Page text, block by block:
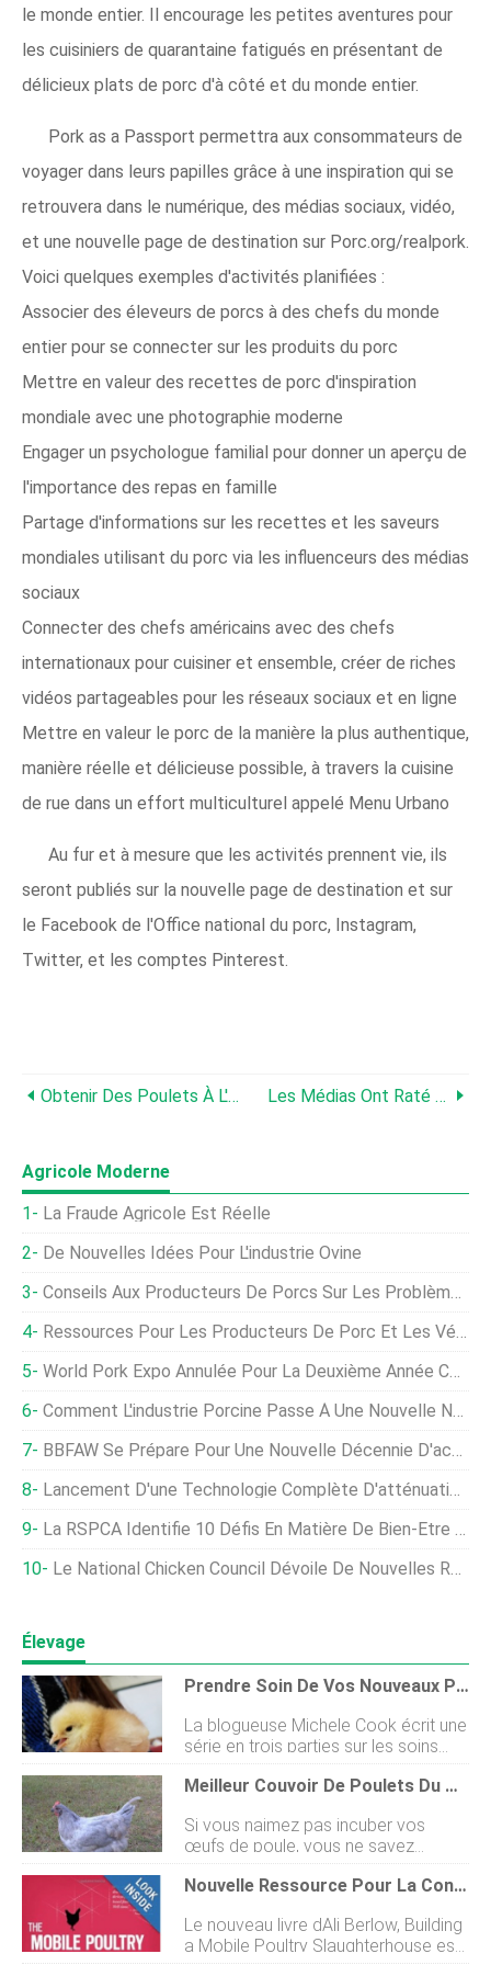
le monde entier. Il encourage les petites aventures pour
les cuisiniers de quarantaine fatigués en présentant de
délicieux plats de porc d'à côté et du monde entier.
Pork as a Passport permettra aux consommateurs de
voyager dans leurs papilles grâce à une inspiration qui se
retrouvera dans le numérique, des médias sociaux, vidéo,
et une nouvelle page de destination sur Porc.org/realpork.
Voici quelques exemples d'activités planifiées :
Associer des éleveurs de porcs à des chefs du monde
entier pour se connecter sur les produits du porc
Mettre en valeur des recettes de porc d'inspiration
mondiale avec une photographie moderne
Engager un psychologue familial pour donner un aperçu de
l'importance des repas en famille
Partage d'informations sur les recettes et les saveurs
mondiales utilisant du porc via les influenceurs des médias
sociaux
Connecter des chefs américains avec des chefs
internationaux pour cuisiner et ensemble, créer de riches
vidéos partageables pour les réseaux sociaux et en ligne
Mettre en valeur le porc de la manière la plus authentique,
manière réelle et délicieuse possible, à travers la cuisine
de rue dans un effort multiculturel appelé Menu Urbano
Au fur et à mesure que les activités prennent vie, ils
seront publiés sur la nouvelle page de destination et sur
le Facebook de l'Office national du porc, Instagram,
Twitter, et les comptes Pinterest.
Obtenir Des Poulets À L'automne Les Médias Ont Raté L'histoire Du Cochon
Agricole Moderne
La Fraude Agricole Est Réelle
De Nouvelles Idées Pour L'industrie Ovine
Conseils Aux Producteurs De Porcs Sur Les Problèmes D'élimination Et D'alimentation Des Porcs
Ressources Pour Les Producteurs De Porc Et Les Vétérinaires Confrontés Au Dépeuplement
World Pork Expo Annulée Pour La Deuxième Année Consécutive
Comment L'industrie Porcine Passe À Une Nouvelle Normalité Dans La Pandémie De COVID-19
BBFAW Se Prépare Pour Une Nouvelle Décennie D'action En Faveur Du Bien-Être Animal
Lancement D'une Technologie Complète D'atténuation De La Propagation Des Maladies Pour Les Réseaux De Production De Porc Et De Volaille En Amérique Du Nord, UE Et Royaume-Uni
La RSPCA Identifie 10 Défis En Matière De Bien-Être Animal Pour Le Nouveau Gouvernement Britannique
Le National Chicken Council Dévoile De Nouvelles Ressources Sur La Durabilité
Élevage
Prendre Soin De Vos Nouveaux Poussins, Partie 1 :Logement
La blogueuse Michele Cook écrit une
série en trois parties sur les soins
aux nouveaux poulets. Cest la
partie 1 : Hébergement des poussins.
Le soleil brille, les jonquilles
fleurissent et il y a un bruit distinctif
dans chaque magasin de la ferme à
travers le pays. Cest lheure des
poussins. Si vous avez été courtisé
par ces petites boules de douceur
jaunes et moelleuses, vous allez
Meilleur Couvoir De Poulets Du New Jersey – Poussins À Vendre
Si vous naimez pas incuber vos
œufs de poule, vous ne savez
probablement pas où trouver des
poussins. Presque tous les couvoirs
client optimale et des poussins avec
une excellente génétique. Il peut
Nouvelle Ressource Pour La Construction D'un Abattoir De Volaille Mobile
Le nouveau livre dAli Berlow, Building
a Mobile Poultry Slaughterhouse est